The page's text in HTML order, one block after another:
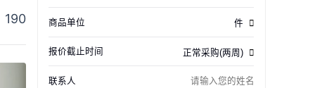
190